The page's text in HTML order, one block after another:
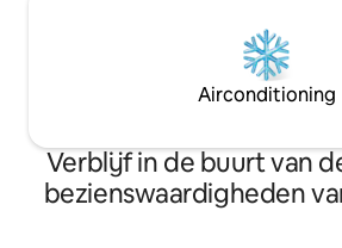
Airconditioning
Verblijf in de buurt van
bezienswaardigheden